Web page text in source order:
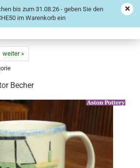
bis zum 31.08.26 - geben Sie den
im Warenkorb ein
weiter »
Becher